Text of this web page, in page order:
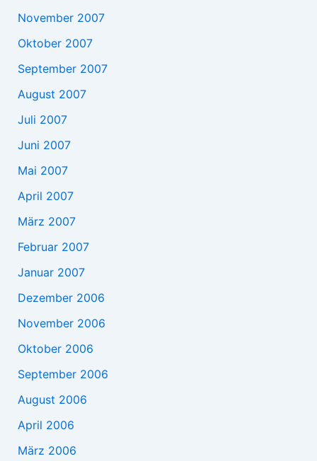
November 2007
Oktober 2007
September 2007
August 2007
Juli 2007
Juni 2007
Mai 2007
April 2007
März 2007
Februar 2007
Januar 2007
Dezember 2006
November 2006
Oktober 2006
September 2006
August 2006
April 2006
März 2006